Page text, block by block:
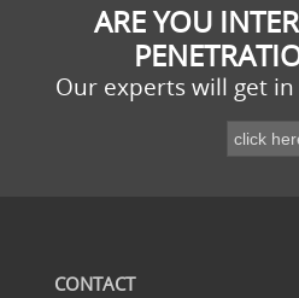
ARE YOU
Our experts will get
CONTACT